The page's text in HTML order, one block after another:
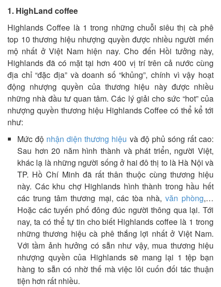
1. HighLand coffee
Highlands Coffee là 1 trong những chuỗi siêu thị cà phê
top 10 thương hiệu nhượng quyền được nhiều người mến
mộ nhất ở Việt Nam hiện nay. Cho đến Hồi tưởng này,
Highlands đã có mặt tại hơn 400 vị trí trên cả nước cùng
địa chỉ “đặc địa” và doanh số “khủng”, chính vì vậy hoạt
động nhượng quyền của thương hiệu này được nhiều
những nhà đầu tư quan tâm. Các lý giải cho sức “hot” của
nhượng quyền thương hiệu Highlands Coffee có thể kể tới
như:
Mức độ nhận diện thương hiệu và độ phủ sóng rất cao:
Sau hơn 20 năm hình thành và phát triển, người Việt,
khác lạ là những người sống ở hai đô thị to là Hà Nội và
TP. Hồ Chí Minh đã rất thân thuộc cùng thương hiệu
này. Các khu chợ Highlands hình thành trong hầu hết
các trung tâm thương mại, các tòa nhà,văn phòng,…
Hoặc các tuyến phố đông đúc người thông qua lại. Tới
nay, ta có thể tự tin cho biết Highlands coffee là 1 trong
những thương hiệu cà phê thắng lợi nhất ở Việt Nam.
Với tầm ảnh hưởng có sẵn như vậy, mua thương hiệu
nhượng quyền của Highlands sẽ mang lại 1 tệp bạn
hàng to sẵn có nhờ thế mà việc lôi cuốn đối tác thuận
tiện hơn rất nhiều.